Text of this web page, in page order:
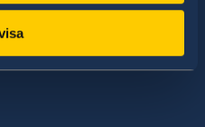
ambassader och
består